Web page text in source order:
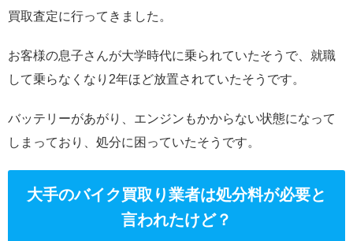
買取査定に行ってきました。
お客様の息子さんが大学時代に乗られていたそうで、就職
して乗らなくなり2年ほど放置されていたそうです。
バッテリーがあがり、エンジンもかからない状態になって
しまっており、処分に困っていたそうです。
大手のバイク買取り業者は処分料が必要と
言われたけど？